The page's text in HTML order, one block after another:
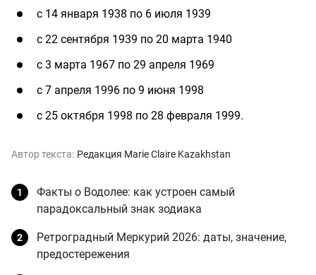
с 14 января 1938 по 6 июля 1939
с 22 сентября 1939 по 20 марта 1940
с 3 марта 1967 по 29 апреля 1969
с 7 апреля 1996 по 9 июня 1998
с 25 октября 1998 по 28 февраля 1999.
Автор текста: Редакция Marie Claire Kazakhstan
Факты о Водолее: как устроен самый
парадоксальный знак зодиака
Ретроградный Меркурий 2026: даты, значение,
предостережения